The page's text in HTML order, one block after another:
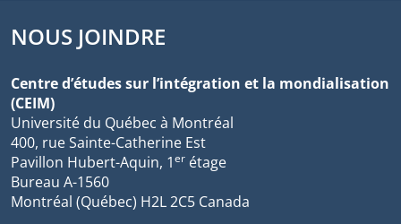
NOUS JOINDRE
Centre d’études sur l’intégration et la mondialisation
(CEIM)
Université du Québec à Montréal
400, rue Sainte-Catherine Est
Pavillon Hubert-Aquin, 1er étage
Bureau A-1560
Montréal (Québec) H2L 2C5 Canada